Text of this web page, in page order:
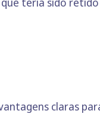
claras